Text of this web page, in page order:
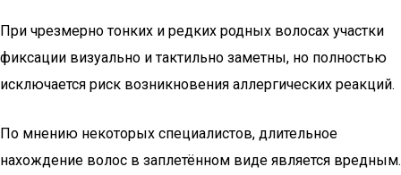
При чрезмерно тонких и редких родных волосах участки
фиксации визуально и тактильно заметны, но полностью
исключается риск возникновения аллергических реакций.
По мнению некоторых специалистов, длительное
нахождение волос в заплетённом виде является вредным.